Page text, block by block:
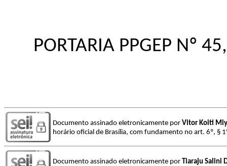
PORTARIA PPGEP Nº
Documento assinado eletronicamente por Vitor Koiti
horário oficial de Brasília, com fundamento no art. 6º, §
Documento assinado eletronicamente por Tiaraju Salini